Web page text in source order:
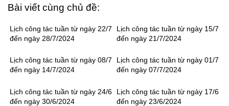
Bài viết cùng chủ đề:
Lịch công tác tuần từ ngày 22/7
đến ngày 28/7/2024
Lịch công tác tuần từ ngày 15/7
đến ngày 21/7/2024
Lịch công tác tuần từ ngày 08/7
đến ngày 14/7/2024
Lịch công tác tuần từ ngày 01/7
đến ngày 07/7/2024
Lịch công tác tuần từ ngày 24/6
đến ngày 30/6/2024
Lịch công tác tuần từ ngày 17/6
đến ngày 23/6/2024